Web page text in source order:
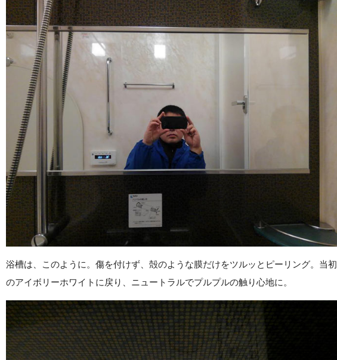
浴槽は、このように。傷を付けず、殻のような膜だけをツルッとピーリング。当初
のアイボリーホワイトに戻り、ニュートラルでプルプルの触り心地に。